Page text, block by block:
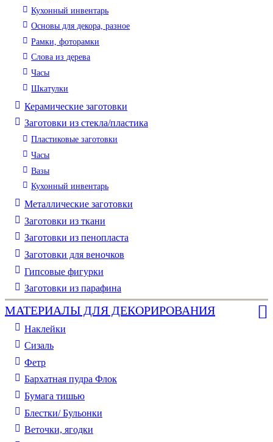
Кухонный инвентарь
Основы для декора, разное
Рамки, фоторамки
Слова из дерева
Часы
Шкатулки
Керамические заготовки
Заготовки из стекла/пластика
Пластиковые заготовки
Часы
Вазы
Кухонный инвентарь
Металлические заготовки
Заготовки из ткани
Заготовки из пенопласта
Заготовки для веночков
Гипсовые фигурки
Заготовки из парафина
МАТЕРИАЛЫ ДЛЯ ДЕКОРИРОВАНИЯ
Наклейки
Сизаль
Фетр
Бархатная пудра Флок
Бумага тишью
Блестки/ Бульонки
Веточки, ягодки